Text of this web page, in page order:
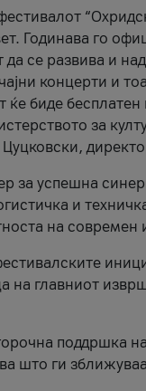
Годинава го
се развива и
концерти и
биде
за
за успешна
и
на
на главниот
поддршка
што ги